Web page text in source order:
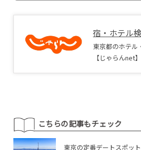
宿・ホテル
東京都のホテル
【じゃらんnet】
こちらの記事もチェック
東京の定番デートスポッ